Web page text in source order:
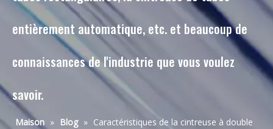
entièrement automatique, etc. et beaucoup de
connaissances de l'industrie que vous voulez
savoir.
Maison » Blog » Caractéristiques de la cintreuse à double